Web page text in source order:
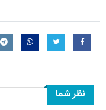
نظر شما